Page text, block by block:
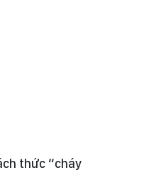
thức “cháy